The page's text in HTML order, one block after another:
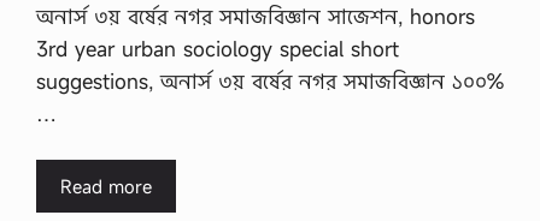
অনার্স ৩য় বর্ষের নগর সমাজবিজ্ঞান সাজেশন, honors
3rd year urban sociology special short
suggestions, অনার্স ৩য় বর্ষের নগর সমাজবিজ্ঞান ১০০%
…
Read more